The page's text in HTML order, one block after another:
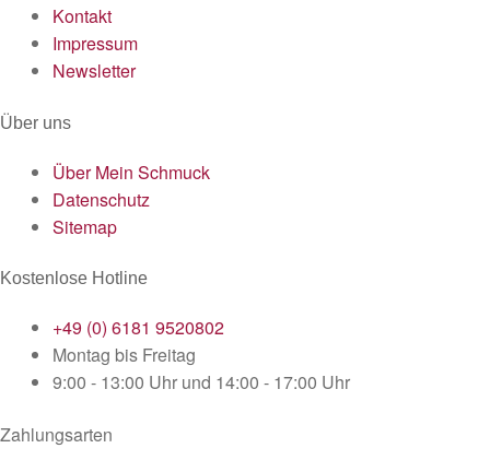
Kontakt
Impressum
Newsletter
Über uns
Über Mein Schmuck
Datenschutz
Sitemap
Kostenlose Hotline
+49 (0) 6181 9520802
Montag bis Freitag
9:00 - 13:00 Uhr und 14:00 - 17:00 Uhr
Zahlungsarten